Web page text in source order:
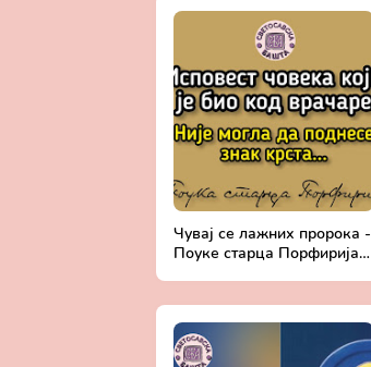
Чувај се лажних пророка -
Поуке старца Порфирија